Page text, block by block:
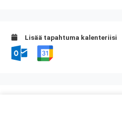
Lisää tapahtuma kalenteriisi